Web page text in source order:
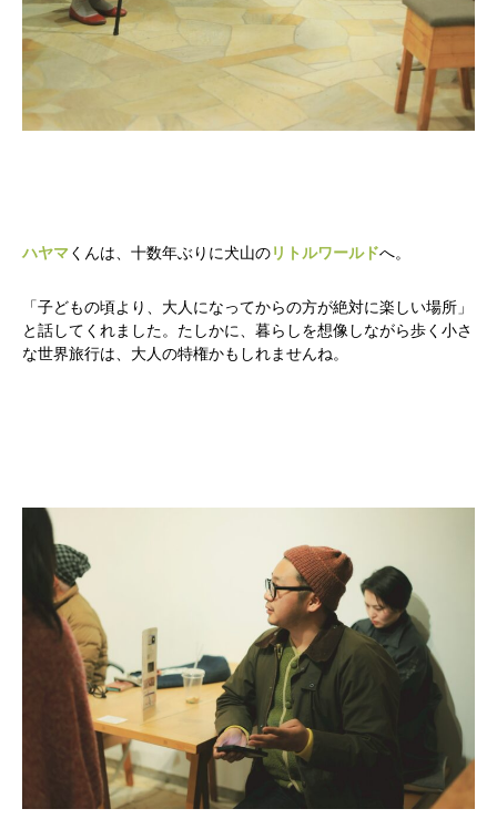
ハヤマくんは、十数年ぶりに犬山のリトルワールドへ。
「子どもの頃より、大人になってからの方が絶対に楽しい場所」
と話してくれました。たしかに、暮らしを想像しながら歩く小さ
な世界旅行は、大人の特権かもしれませんね。